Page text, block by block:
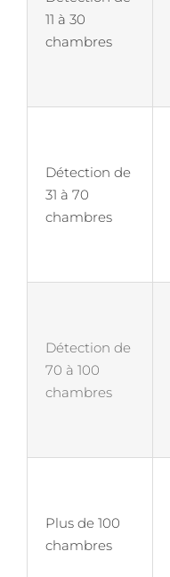
11 à 30
chambres
Détection de
31 à 70
chambres
Détection de
70 à 100
chambres
Plus de 100
chambres